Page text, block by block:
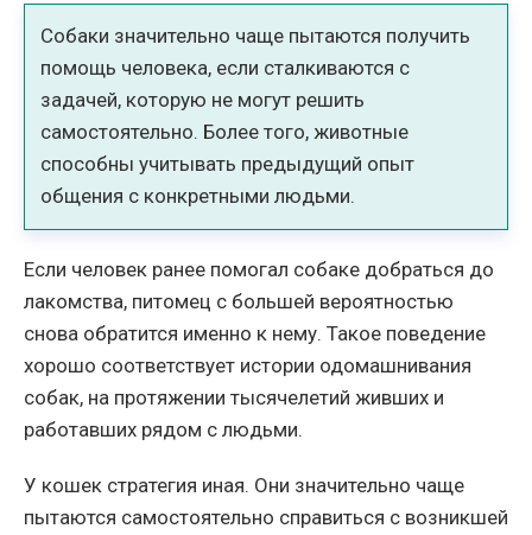
Собаки значительно чаще пытаются получить
помощь человека, если сталкиваются с
задачей, которую не могут решить
самостоятельно. Более того, животные
способны учитывать предыдущий опыт
общения с конкретными людьми.
Если человек ранее помогал собаке добраться до
лакомства, питомец с большей вероятностью
снова обратится именно к нему. Такое поведение
хорошо соответствует истории одомашнивания
собак, на протяжении тысячелетий живших и
работавших рядом с людьми.
У кошек стратегия иная. Они значительно чаще
пытаются самостоятельно справиться с возникшей